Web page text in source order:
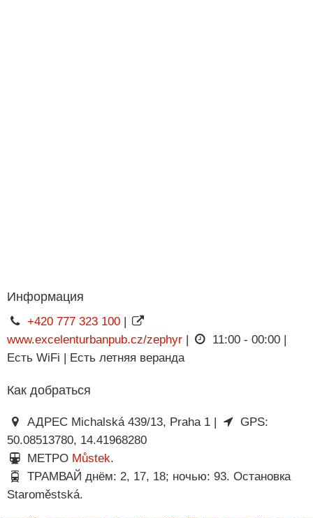
Информация
+420 777 323 100|
www.excelenturbanpub.cz/zephyr |
11:00 - 00:00 |
Есть WiFi | Есть летняя веранда
Как добраться
АДРЕС Michalská 439/13, Praha 1 |
GPS:
50.08513780, 14.41968280
МЕТРО Můstek.
ТРАМВАЙ днём: 2, 17, 18; ночью: 93. Остановка
Staroměstská.